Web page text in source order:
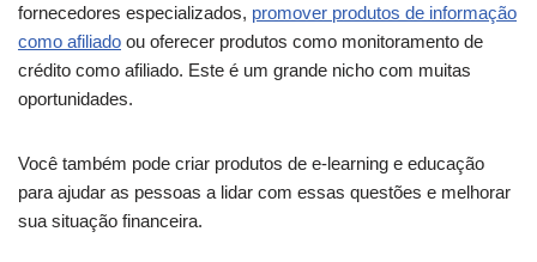
fornecedores especializados, promover produtos de informação
como afiliado ou oferecer produtos como monitoramento de
crédito como afiliado. Este é um grande nicho com muitas
oportunidades.
Você também pode criar produtos de e-learning e educação
para ajudar as pessoas a lidar com essas questões e melhorar
sua situação financeira.